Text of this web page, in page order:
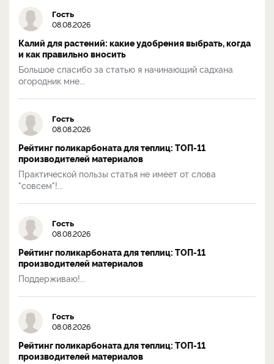
Гость
08.08.2026
Калий для растений: какие удобрения выбрать, когда
и как правильно вносить
Большое спасибо за статью я начинающий садхана
огородник мне...
Гость
08.08.2026
Рейтинг поликарбоната для теплиц: ТОП-11
производителей материалов
Практической пользы статья не имеет от слова
"совсем"!...
Гость
08.08.2026
Рейтинг поликарбоната для теплиц: ТОП-11
производителей материалов
Поддерживаю!...
Гость
08.08.2026
Рейтинг поликарбоната для теплиц: ТОП-11
производителей материалов